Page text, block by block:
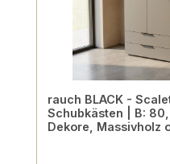
rauch BLACK -
Schubkästen | B:
Dekore, Massivholz